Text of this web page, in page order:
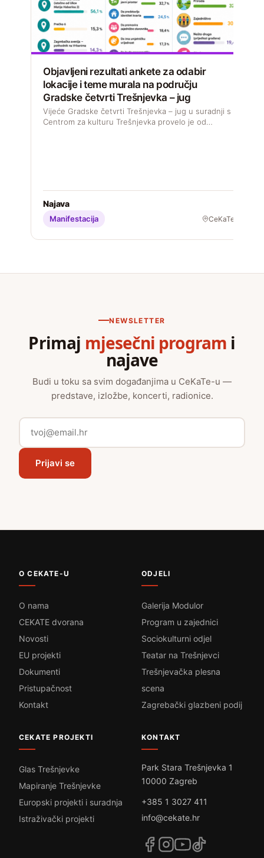
Objavljeni rezultati ankete za odabir
lokacije i teme murala na području
Gradske četvrti Trešnjevka – jug
Vijeće Gradske četvrti Trešnjevka – jug u suradnji s
Centrom za kulturu Trešnjevka provelo je od…
Najava
Manifestacija CeKaTe
NEWSLETTER
Primaj mjesečni program i
najave
Budi u toku sa svim događanjima u CeKaTe-u —
predstave, izložbe, koncerti, radionice.
Prijavi se
O CEKATE-U
O nama
CEKATE dvorana
Novosti
EU projekti
Dokumenti
Pristupačnost
Kontakt
ODJELI
Galerija Modulor
Program u zajednici
Sociokulturni odjel
Teatar na Trešnjevci
Trešnjevačka plesna
scena
Zagrebački glazbeni podij
CEKATE PROJEKTI
Glas Trešnjevke
Mapiranje Trešnjevke
Europski projekti i suradnja
Istraživački projekti
KONTAKT
Park Stara Trešnjevka 1
10000 Zagreb
+385 1 3027 411
info@cekate.hr